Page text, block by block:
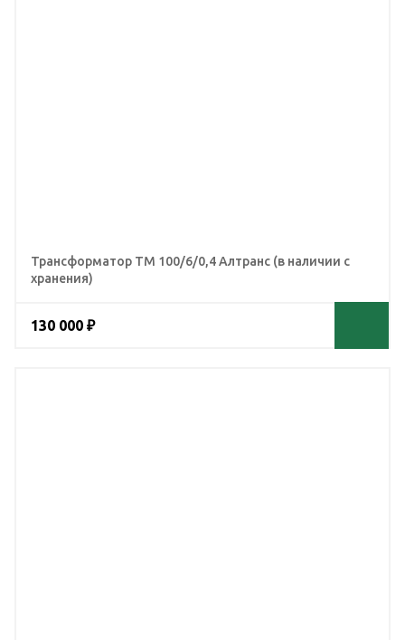
Трансформатор ТМ 100/6/0,4 Алтранс (в наличии с
хранения)
130 000 ₽